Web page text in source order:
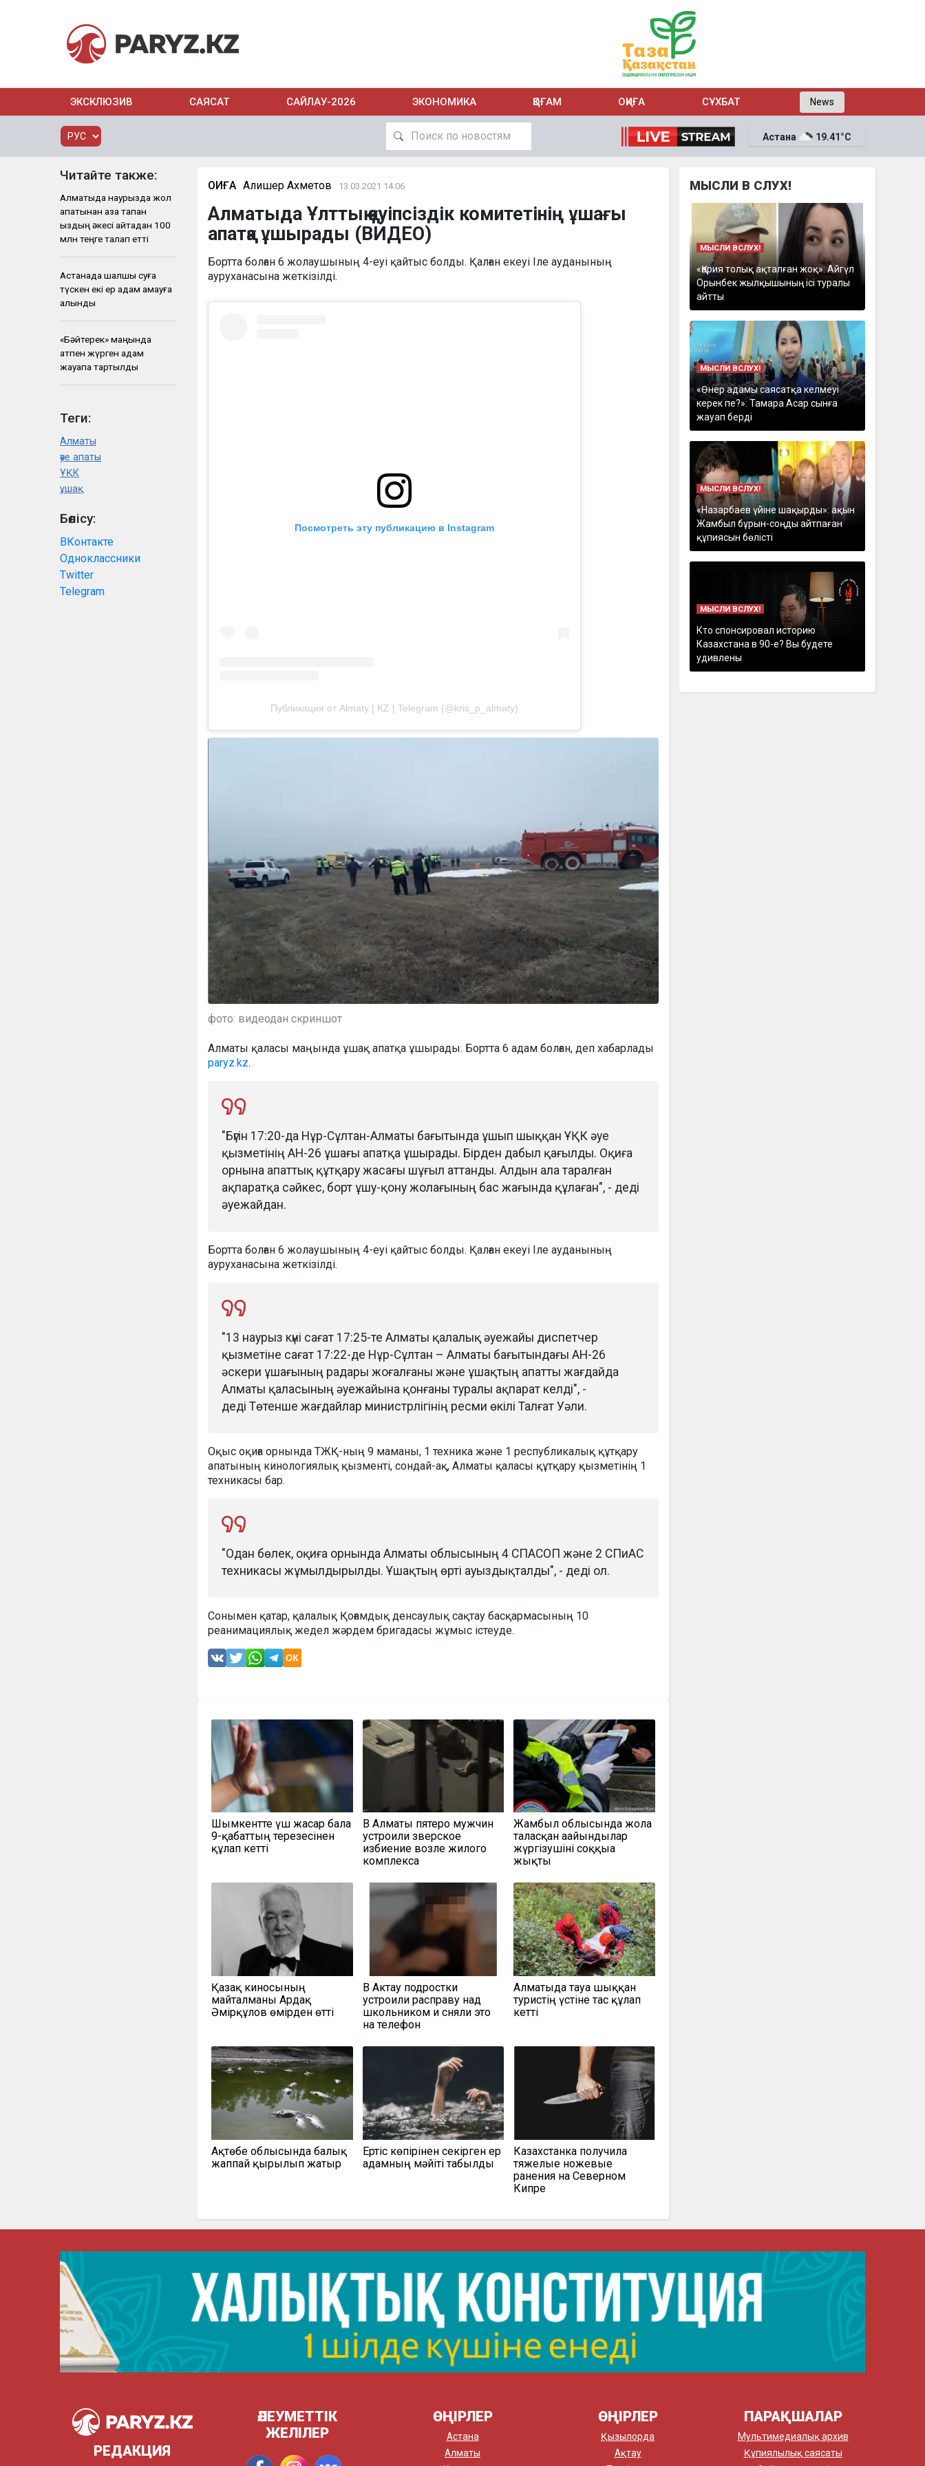
ЭКСКЛЮЗИВ САЯСАТ САЙЛАУ-2026 ЭКОНОМИКА ҚОҒАМ ОҚИҒА СҰХБАТ News
Астана 19.41°C
Читайте также:
Алматыда наурызда жол
апатынан қаза тапқан
қыздың әкесі қайтадан 100
млн теңге талап етті
Астанада шалшық суға
түскен екі ер адам қамауға
алынды
«Бәйтерек» маңында
атпен жүрген адам
жауапқа тартылды
Теги:
Алматы
әуе апаты
ҰҚК
ұшақ
Бөлісу:
ВКонтакте
Одноклассники
Twitter
Telegram
ОҚИҒА Алишер Ахметов 13.03.2021 14:06
Алматыда Ұлттық қауіпсіздік комитетінің ұшағы
апатқа ұшырады (ВИДЕО)
Бортта болған 6 жолаушының 4-еуі қайтыс болды. Қалған екеуі Іле ауданының
ауруханасына жеткізілді.
Посмотреть эту публикацию в Instagram
Публикация от Almaty | KZ | Telegram (@kris_p_almaty)
фото: видеодан скриншот
Алматы қаласы маңында ұшақ апатқа ұшырады. Бортта 6 адам болған, деп хабарлады
paryz.kz.
"Бүгін 17:20-да Нұр-Сұлтан-Алматы бағытында ұшып шыққан ҰҚК әуе
қызметінің АН-26 ұшағы апатқа ұшырады. Бірден дабыл қағылды. Оқиға
орнына апаттық құтқару жасағы шұғыл аттанды. Алдын ала таралған
ақпаратқа сәйкес, борт ұшу-қону жолағының бас жағында құлаған", - деді
әуежайдан.
Бортта болған 6 жолаушының 4-еуі қайтыс болды. Қалған екеуі Іле ауданының
ауруханасына жеткізілді.
"13 наурыз күні сағат 17:25-те Алматы қалалық әуежайы диспетчер
қызметіне сағат 17:22-де Нұр-Сұлтан – Алматы бағытындағы АН-26
әскери ұшағының радары жоғалғаны және ұшақтың апатты жағдайда
Алматы қаласының әуежайына қонғаны туралы ақпарат келді", -
деді Төтенше жағдайлар министрлігінің ресми өкілі Талғат Уәли.
Оқыс оқиға орнында ТЖҚ-ның 9 маманы, 1 техника және 1 республикалық құтқару
апатының кинологиялық қызменті, сондай-ақ, Алматы қаласы құтқару қызметінің 1
техникасы бар.
"Одан бөлек, оқиға орнында Алматы облысының 4 СПАСОП және 2 СПиАС
техникасы жұмылдырылды. Ұшақтың өрті ауыздықталды", - деді ол.
Сонымен қатар, қалалық Қоғамдық денсаулық сақтау басқармасының 10
реанимациялық жедел жәрдем бригадасы жұмыс істеуде.
Шымкентте үш жасар бала
9-қабаттың терезесінен
құлап кетті
В Алматы пятеро мужчин
устроили зверское
избиение возле жилого
комплекса
Жамбыл облысында жолға
таласқан ағайындылар
жүргізушіні соққыға
жықты
Қазақ киносының
майталманы Ардақ
Әмірқұлов өмірден өтті
В Актау подростки
устроили расправу над
школьником и сняли это
на телефон
Алматыда тауға шыққан
туристің үстіне тас құлап
кетті
Ақтөбе облысында балық
жаппай қырылып жатыр
Ертіс көпірінен секірген ер
адамның мәйіті табылды
Казахстанка получила
тяжелые ножевые
ранения на Северном
Кипре
МЫСЛИ В СЛУХ!
МЫСЛИ ВСЛУХ!
«Қария толық ақталған жоқ»: Айгүл
Орынбек жылқышының ісі туралы
айтты
МЫСЛИ ВСЛУХ!
«Өнер адамы саясатқа келмеуі
керек пе?»: Тамара Асар сынға
жауап берді
МЫСЛИ ВСЛУХ!
«Назарбаев үйіне шақырды»: ақын
Жамбыл бұрын-соңды айтпаған
құпиясын бөлісті
МЫСЛИ ВСЛУХ!
Кто спонсировал историю
Казахстана в 90-е? Вы будете
удивлены
РЕДАКЦИЯ
ӘЛЕУМЕТТІК
ЖЕЛІЛЕР
ӨҢІРЛЕР
Астана
Алматы
ӨҢІРЛЕР
Қызылорда
Ақтау
ПАРАҚШАЛАР
Мультимедиалық архив
Құпиялылық саясаты